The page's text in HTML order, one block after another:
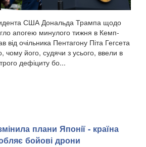
США Дональда Трампа щодо
апогею минулого тижня в Кемп-
від очільника Пентагону Піта Гегсета
чому його, судячи з усього, ввели в
дефіциту бо...
плани Японії - країна
бойові дрони